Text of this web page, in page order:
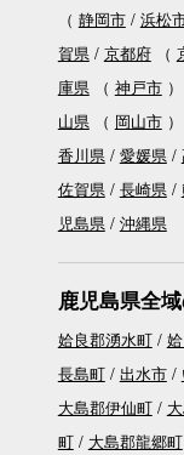
（ 静岡市 浜松
賀県
京都府（
庫県（ 神戸市）
山県（ 岡山市）
香川県
愛媛県
佐賀県
長崎県
児島県
沖縄県
鹿児島県全
姶良郡湧水町
長島町
出水市
大島郡伊仙町
町
大島郡龍郷町